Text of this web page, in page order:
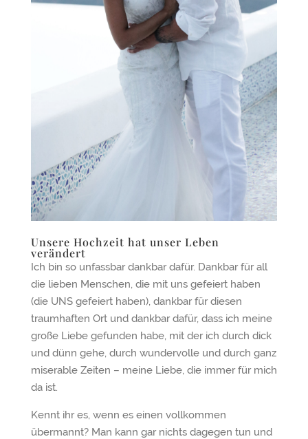
Unsere Hochzeit hat unser Leben
verändert
Ich bin so unfassbar dankbar dafür. Dankbar für all
die lieben Menschen, die mit uns gefeiert haben
(die UNS gefeiert haben), dankbar für diesen
traumhaften Ort und dankbar dafür, dass ich meine
große Liebe gefunden habe, mit der ich durch dick
und dünn gehe, durch wundervolle und durch ganz
miserable Zeiten – meine Liebe, die immer für mich
da ist.
Kennt ihr es, wenn es einen vollkommen
übermannt? Man kann gar nichts dagegen tun und